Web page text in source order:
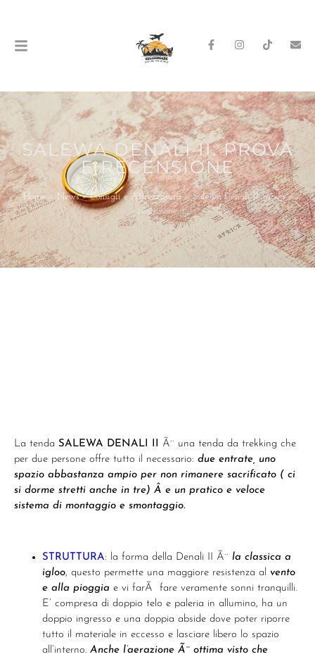
SALEWA DENALI II: PROVA
E RECENSIONE
Home » News»Consigli e Attrezzatura»Salewa Denali II: prova e
recensione
La tenda SALEWA DENALI II Ã¨ una tenda da trekking che
per due persone offre tutto il necessario: due entrate, uno
spazio abbastanza ampio per non rimanere sacrificato ( ci
si dorme stretti anche in tre) Â e un pratico e veloce
sistema di montaggio e smontaggio.
STRUTTURA: la forma della Denali II Ã¨ la classica a
igloo, questo permette una maggiore resistenza al vento
e alla pioggia e vi farÃ fare veramente sonni tranquilli.
E’ compresa di doppio telo e paleria in allumino, ha un
doppio ingresso e una doppia abside dove poter riporre
tutto il materiale in eccesso e lasciare libero lo spazio
all’interno. Anche l’aerazione Ã¨ ottima visto che